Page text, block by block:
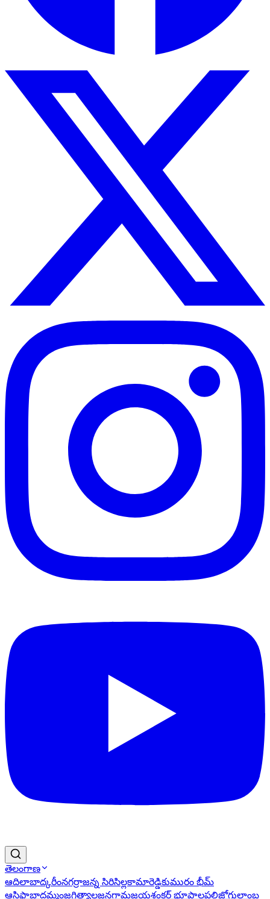
తెలంగాణ
ఆదిలాబాద్కరీంనగర్రాజన్న సిరిసిల్లకామారెడ్డికుమురం భీమ్
ఆసిఫాబాద్ఖమ్మంజగిత్యాలజనగామజయశంకర్ భూపాలపల్లిజోగులాంబ